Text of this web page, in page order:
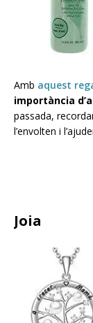
Amb aquest
importància
passada,
l’envolten i
Joia